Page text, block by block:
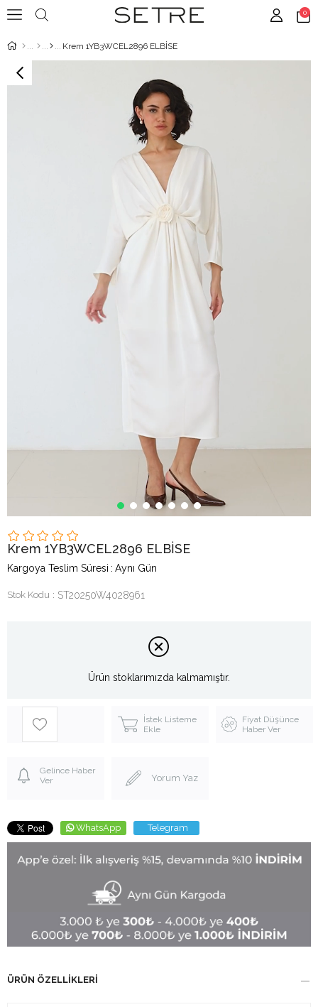
0
Krem 1YB3WCEL2896 ELBİSE
Krem 1YB3WCEL2896 ELBİSE
Kargoya Teslim Süresi : Aynı Gün
Stok Kodu ST20250W4028961
Ürün stoklarımızda kalmamıştır.
İstek Listeme
Ekle
Fiyat Düşünce
Haber Ver
Gelince Haber
Ver
Yorum Yaz
WhatsApp Telegram
ÜRÜN ÖZELLIKLERI